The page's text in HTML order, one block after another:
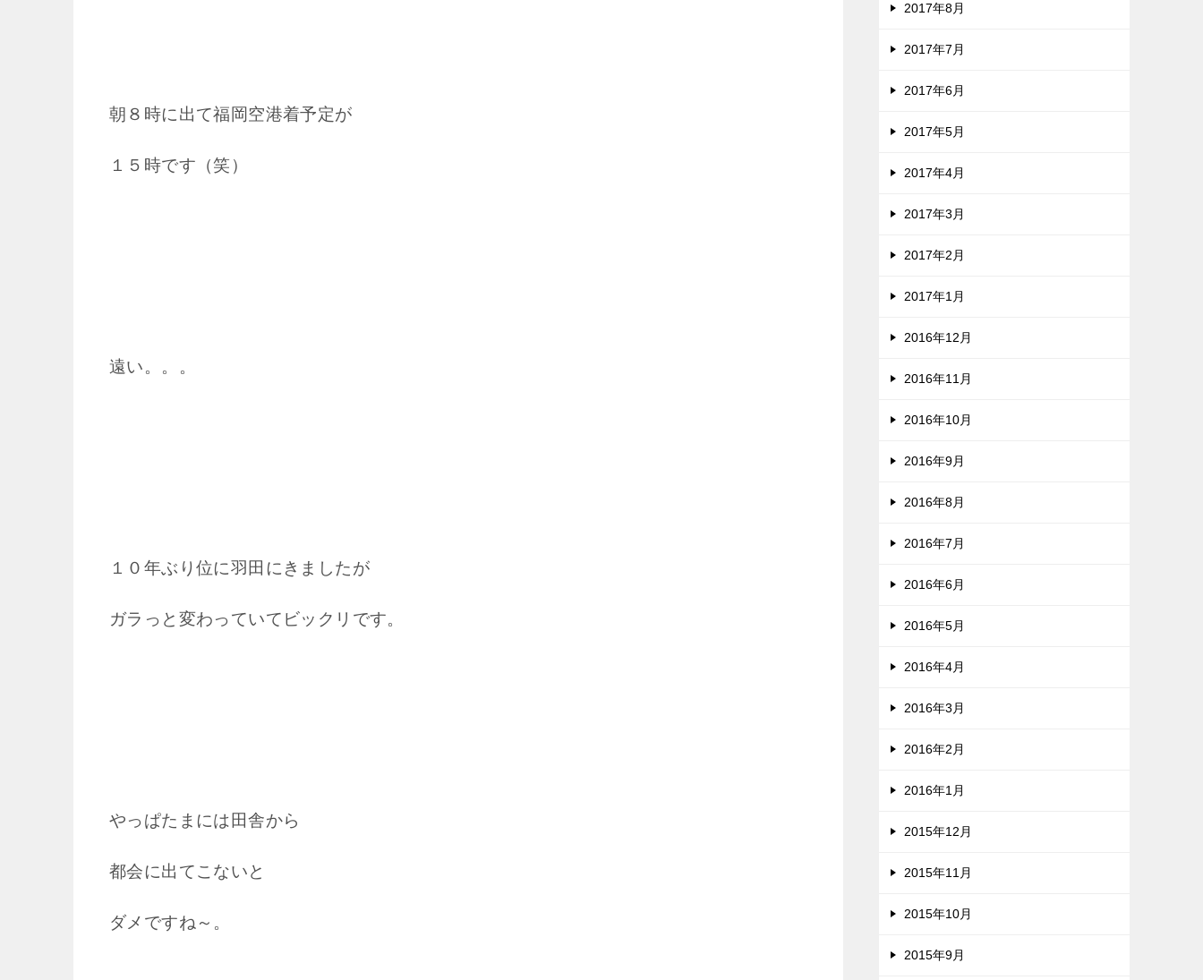
朝８時に出て福岡空港着予定が
１５時です（笑）
遠い。。。
１０年ぶり位に羽田にきましたが
ガラっと変わっていてビックリです。
やっぱたまには田舎から
都会に出てこないと
ダメですね～。
2017年8月
2017年7月
2017年6月
2017年5月
2017年4月
2017年3月
2017年2月
2017年1月
2016年12月
2016年11月
2016年10月
2016年9月
2016年8月
2016年7月
2016年6月
2016年5月
2016年4月
2016年3月
2016年2月
2016年1月
2015年12月
2015年11月
2015年10月
2015年9月